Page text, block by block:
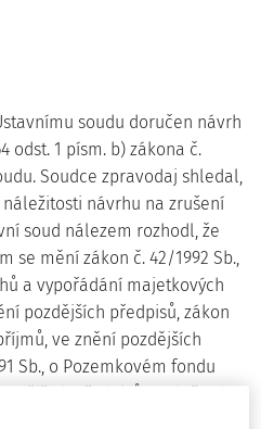
soudu doručen návrh
odst. 1 písm. b) zákona č.
Soudce zpravodaj shledal,
návrhu na zrušení
soud nálezem rozhodl, že
se mění zákon č. 42/1992 Sb.,
a vypořádání majetkových
pozdějších předpisů, zákon
ve znění pozdějších
Sb., o Pozemkovém fondu
předpisů, vyhlášený